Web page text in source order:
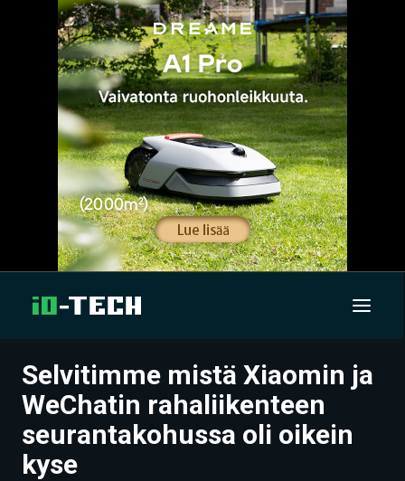
UUTISET
ARTIKKELIT
VIDEOT
Selvitimme mistä Xiaomin ja
WeChatin rahaliikenteen
seurantakohussa oli oikein
kyse